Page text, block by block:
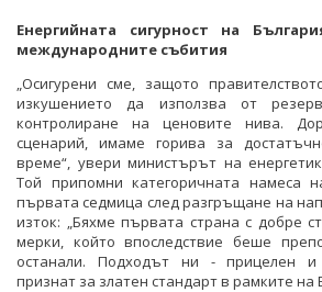
Енергийната сигурност на
международните събития
„Осигурени сме, защото
изкушението да използва от
контролиране на ценовите нива.
сценарий, имаме горива за
време“, увери министърът на
Той припомни категоричната намеса
първата седмица след разгръщане на
изток: „Бяхме първата страна с добре
мерки, който впоследствие беше
останали. Подходът ни - прицелен и
признат за златен стандарт в рамките на